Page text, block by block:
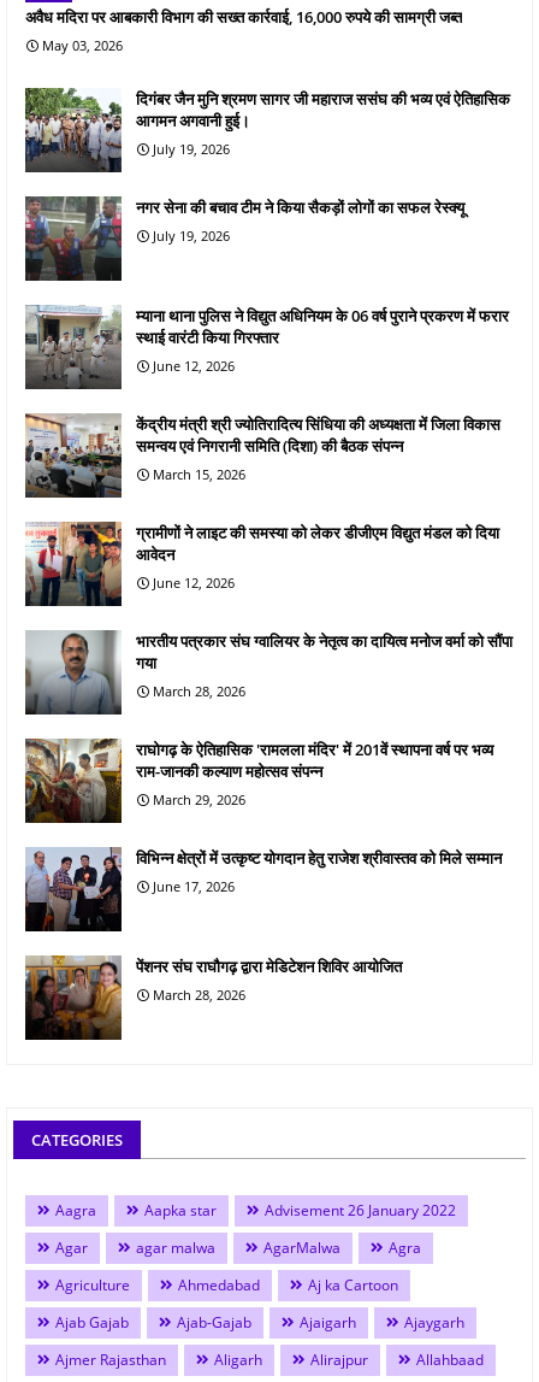
अवैध मदिरा पर आबकारी विभाग की सख्त कार्रवाई, 16,000 रुपये की सामग्री जब्त
May 03, 2026
दिगंबर जैन मुनि श्रमण सागर जी महाराज ससंघ की भव्य एवं ऐतिहासिक
आगमन अगवानी हुई।
July 19, 2026
नगर सेना की बचाव टीम ने किया सैकड़ों लोगों का सफल रेस्क्यू
July 19, 2026
म्याना थाना पुलिस ने विद्युत अधिनियम के 06 वर्ष पुराने प्रकरण में फरार
स्थाई वारंटी किया गिरफ्तार
June 12, 2026
केंद्रीय मंत्री श्री ज्योतिरादित्य सिंधिया की अध्यक्षता में जिला विकास
समन्वय एवं निगरानी समिति (दिशा) की बैठक संपन्न
March 15, 2026
ग्रामीणों ने लाइट की समस्या को लेकर डीजीएम विद्युत मंडल को दिया
आवेदन
June 12, 2026
भारतीय पत्रकार संघ ग्वालियर के नेतृत्व का दायित्व मनोज वर्मा को सौंपा
गया
March 28, 2026
राघोगढ़ के ऐतिहासिक 'रामलला मंदिर' में 201वें स्थापना वर्ष पर भव्य
राम-जानकी कल्याण महोत्सव संपन्न
March 29, 2026
विभिन्न क्षेत्रों में उत्कृष्ट योगदान हेतु राजेश श्रीवास्तव को मिले सम्मान
June 17, 2026
पेंशनर संघ राघौगढ़ द्वारा मेडिटेशन शिविर आयोजित
March 28, 2026
CATEGORIES
Aagra Aapka star
Advisement 26 January 2022
Agar
agar malwa AgarMalwa
Agra
Agriculture
Ahmedabad
Aj ka Cartoon
Ajab Gajab
Ajab-Gajab Ajaigarh
Ajaygarh
Ajmer Rajasthan
Aligarh Alirajpur
Allahbaad